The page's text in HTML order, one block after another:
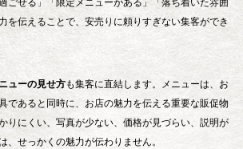
ごせる」「限定メニューがある」「落ち着いた雰囲
を伝えることで、安売りに頼りすぎない集客ができ
ューの見せ方も集客に直結します。メニューは、お
であると同時に、お店の魅力を伝える重要な販促物
りにくい、写真が少ない、価格が見づらい、説明が
、せっかくの魅力が伝わりません。